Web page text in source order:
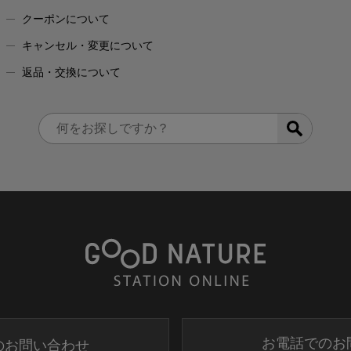
クーポンについて
キャンセル・変更について
返品・交換について
お問い合わせ お電話でのお